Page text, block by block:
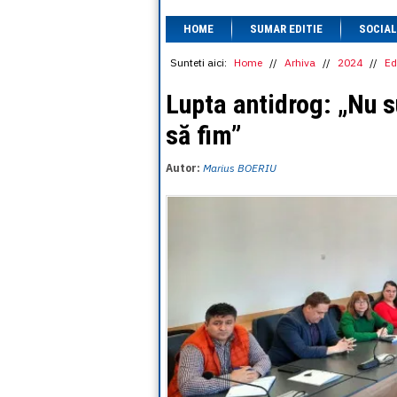
HOME SUMAR EDITIE SOCIAL
Sunteti aici: Home // Arhiva // 2024 //
Lupta antidrog: „Nu
să fim”
Autor: Marius BOERIU